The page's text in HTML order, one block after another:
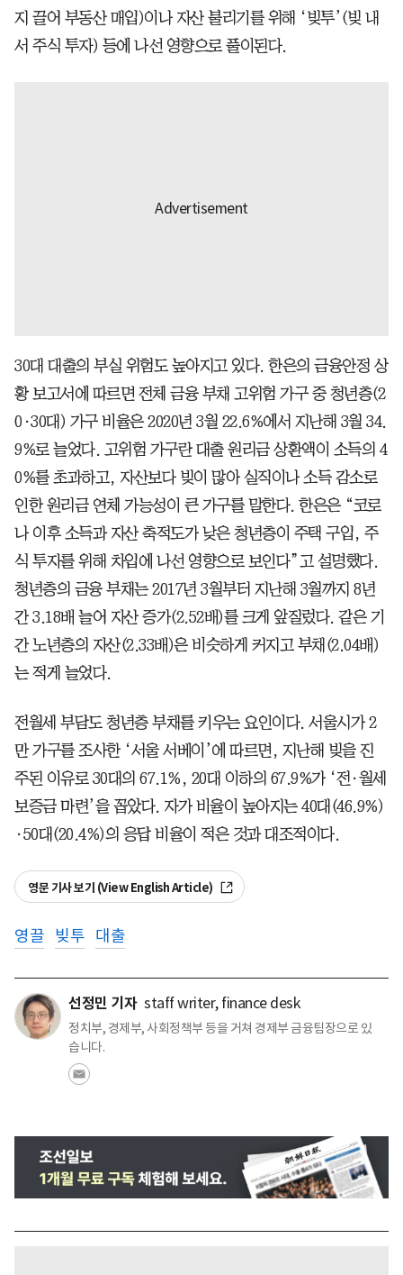
지 끌어 부동산 매입)이나 자산 불리기를 위해 ‘빚투’(빚 내
서 주식 투자) 등에 나선 영향으로 풀이된다.
30대 대출의 부실 위험도 높아지고 있다. 한은의 금융안정 상
황 보고서에 따르면 전체 금융 부채 고위험 가구 중 청년층(2
0·30대) 가구 비율은 2020년 3월 22.6%에서 지난해 3월 34.
9%로 늘었다. 고위험 가구란 대출 원리금 상환액이 소득의 4
0%를 초과하고, 자산보다 빚이 많아 실직이나 소득 감소로
인한 원리금 연체 가능성이 큰 가구를 말한다. 한은은 “코로
나 이후 소득과 자산 축적도가 낮은 청년층이 주택 구입, 주
식 투자를 위해 차입에 나선 영향으로 보인다”고 설명했다.
청년층의 금융 부채는 2017년 3월부터 지난해 3월까지 8년
간 3.18배 늘어 자산 증가(2.52배)를 크게 앞질렀다. 같은 기
간 노년층의 자산(2.33배)은 비슷하게 커지고 부채(2.04배)
는 적게 늘었다.
전월세 부담도 청년층 부채를 키우는 요인이다. 서울시가 2
만 가구를 조사한 ‘서울 서베이’에 따르면, 지난해 빚을 진
주된 이유로 30대의 67.1%, 20대 이하의 67.9%가 ‘전·월세
보증금 마련’을 꼽았다. 자가 비율이 높아지는 40대(46.9%)
·50대(20.4%)의 응답 비율이 적은 것과 대조적이다.
영문 기사 보기 (View English Article)
영끌 빚투 대출
선정민 기자 staff writer, finance desk
정치부, 경제부, 사회정책부 등을 거쳐 경제부 금융팀장으로 있
습니다.